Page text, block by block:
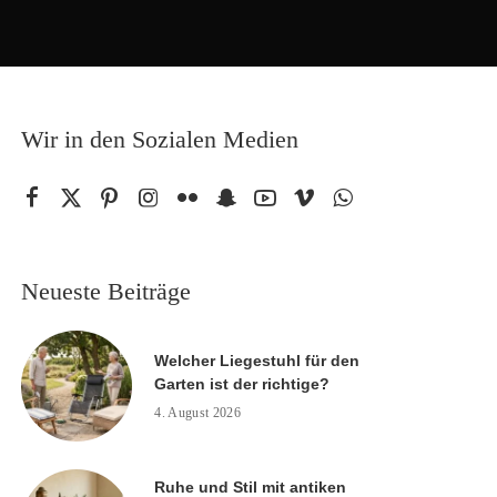
Wir in den Sozialen Medien
Neueste Beiträge
Welcher Liegestuhl für den
Garten ist der richtige?
4. August 2026
Ruhe und Stil mit antiken